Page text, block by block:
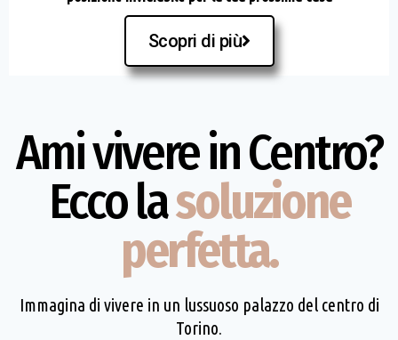
Scopri di più
Ami vivere in Centro?
Ecco lasoluzione
perfetta.
Immagina di vivere in un lussuoso palazzo del centro di
Torino.